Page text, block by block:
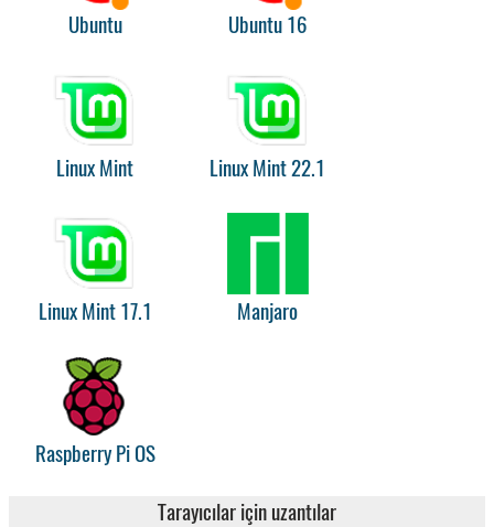
Ubuntu Ubuntu 16
Linux Mint Linux Mint 22.1
Linux Mint 17.1 Manjaro
Raspberry Pi OS
Tarayıcılar için uzantılar